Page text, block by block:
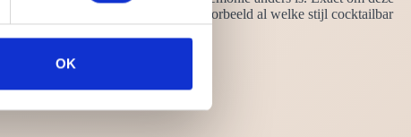
OK
jij naar op zoek bent. Weet je bijvoorbeeld al welke stijl cocktailbar